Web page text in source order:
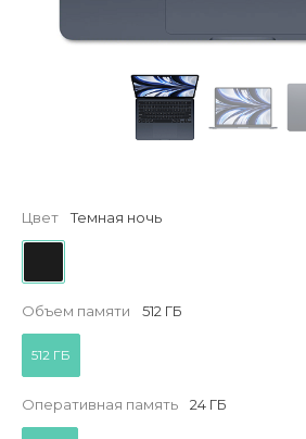
Цвет Темная ночь
Объем памяти 512 ГБ
512 ГБ
Оперативная память 24 ГБ